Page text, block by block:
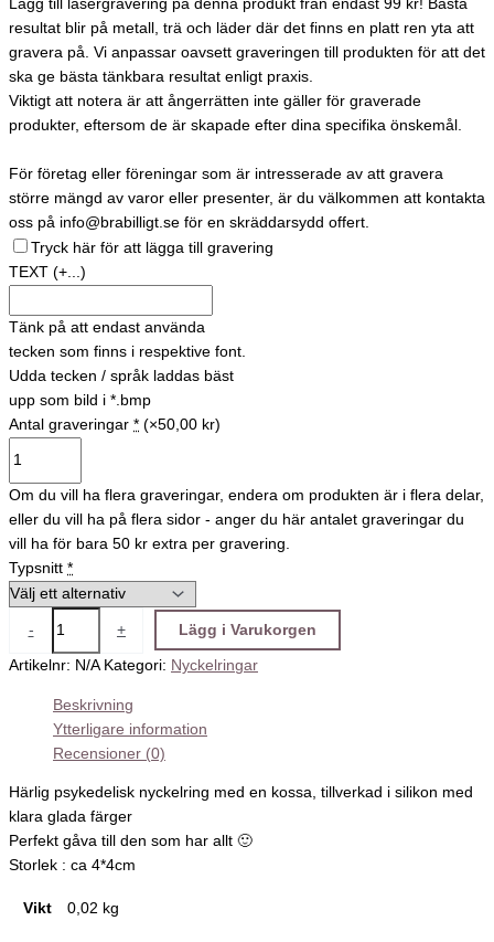
Lägg till lasergravering på denna produkt från endast 99 kr! Bästa
resultat blir på metall, trä och läder där det finns en platt ren yta att
gravera på. Vi anpassar oavsett graveringen till produkten för att det
ska ge bästa tänkbara resultat enligt praxis.
Viktigt att notera är att ångerrätten inte gäller för graverade
produkter, eftersom de är skapade efter dina specifika önskemål.
För företag eller föreningar som är intresserade av att gravera
större mängd av varor eller presenter, är du välkommen att kontakta
oss på info@brabilligt.se för en skräddarsydd offert.
Tryck här för att lägga till gravering
TEXT (+...)
Tänk på att endast använda
tecken som finns i respektive font.
Udda tecken / språk laddas bäst
upp som bild i *.bmp
Antal graveringar * (×50,00 kr)
Om du vill ha flera graveringar, endera om produkten är i flera delar,
eller du vill ha på flera sidor - anger du här antalet graveringar du
vill ha för bara 50 kr extra per gravering.
Typsnitt *
- + Lägg i Varukorgen
Artikelnr: N/A Kategori: Nyckelringar
Beskrivning
Ytterligare information
Recensioner (0)
Härlig psykedelisk nyckelring med en kossa, tillverkad i silikon med
klara glada färger
Perfekt gåva till den som har allt 🙂
Storlek : ca 4*4cm
Vikt 0,02 kg